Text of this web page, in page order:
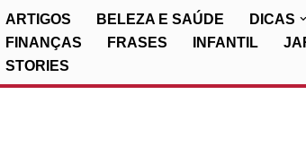
ARTIGOS BELEZA E SAÚDE DICAS
FINANÇAS
FRASES INFANTIL
STORIES